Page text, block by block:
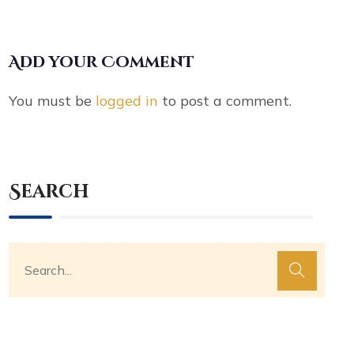
Add your Comment
You must be logged in to post a comment.
Search